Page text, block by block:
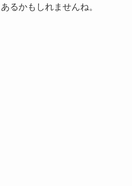
るかもしれませんね。